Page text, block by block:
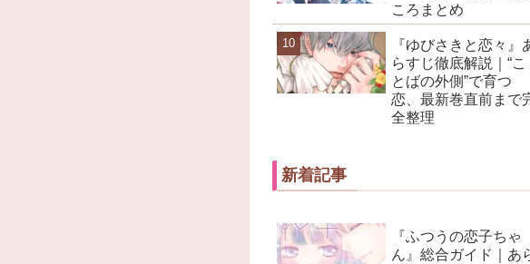
ころまとめ
『ゆびさきと恋々』
らすじ徹底解説｜“こ
とばの外側”で育つ
恋、最新巻直前まで
全整理
新着記事
『ふつうの恋子ちゃ
ん』総合ガイド｜あ